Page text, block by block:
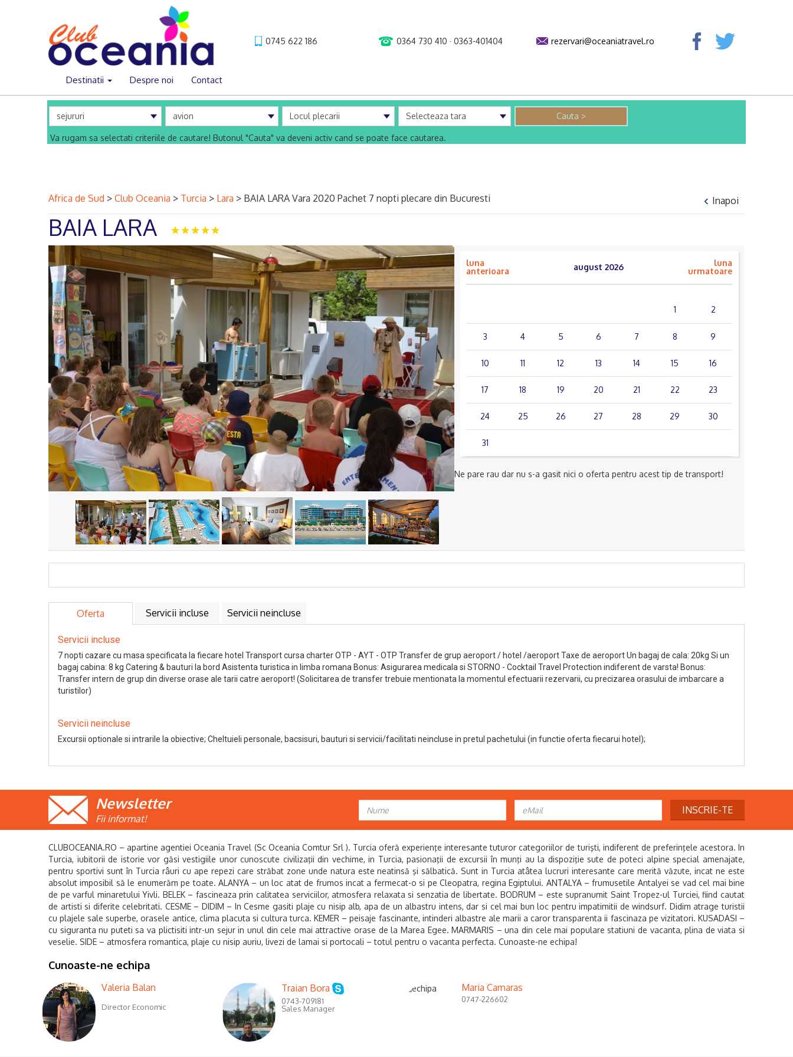
0745 622 186 0364 730 410 · 0363-401404 rezervari@oceaniatravel.ro
Destinatii Despre noi Contact
Va rugam sa selectati criteriile de cautare! Butonul "Cauta" va deveni activ cand se poate face cautarea.
Africa de Sud > Club Oceania > Turcia > Lara > BAIA LARA Vara 2020 Pachet 7 nopti plecare din Bucuresti Inapoi
BAIA LARA
luna
anterioara
august 2026
luna
urmatoare
1
2
3 4 5 6 7 8 9
10 11 12 13 14 15 16
17 18 19 20 21 22 23
24 25 26 27 28 29 30
31
Ne pare rau dar nu s-a gasit nici o oferta pentru acest tip de transport!
Oferta Servicii incluse Servicii neincluse
Servicii incluse
7 nopti cazare cu masa specificata la fiecare hotel Transport cursa charter OTP - AYT - OTP Transfer de grup aeroport / hotel /aeroport Taxe de aeroport Un bagaj de cala: 20kg Si un
bagaj cabina: 8 kg Catering & bauturi la bord Asistenta turistica in limba romana Bonus: Asigurarea medicala si STORNO - Cocktail Travel Protection indiferent de varsta! Bonus:
Transfer intern de grup din diverse orase ale tarii catre aeroport! (Solicitarea de transfer trebuie mentionata la momentul efectuarii rezervarii, cu precizarea orasului de imbarcare a
turistilor)
Servicii neincluse
Excursii optionale si intrarile la obiective; Cheltuieli personale, bacsisuri, bauturi si servicii/facilitati neincluse in pretul pachetului (in functie oferta fiecarui hotel);
Newsletter
Fii informat!
INSCRIE-TE
CLUBOCEANIA.RO – apartine agentiei Oceania Travel (Sc Oceania Comtur Srl ). Turcia oferă experienţe interesante tuturor categoriilor de turişti, indiferent de preferinţele acestora. In
Turcia, iubitorii de istorie vor găsi vestigiile unor cunoscute civilizaţii din vechime, in Turcia, pasionaţii de excursii în munţi au la dispoziţie sute de poteci alpine special amenajate,
pentru sportivi sunt în Turcia râuri cu ape repezi care străbat zone unde natura este neatinsă şi sălbatică. Sunt in Turcia atâtea lucruri interesante care merită văzute, incat ne este
absolut imposibil să le enumerăm pe toate. ALANYA – un loc atat de frumos incat a fermecat-o si pe Cleopatra, regina Egiptului. ANTALYA – frumusetile Antalyei se vad cel mai bine
de pe varful minaretului Yivli. BELEK – fascineaza prin calitatea serviciilor, atmosfera relaxata si senzatia de libertate. BODRUM – este supranumit Saint Tropez-ul Turciei, fiind cautat
de artisti si diferite celebritati. CESME – DIDIM – In Cesme gasiti plaje cu nisip alb, apa de un albastru intens, dar si cel mai bun loc pentru impatimitii de windsurf. Didim atrage turistii
cu plajele sale superbe, orasele antice, clima placuta si cultura turca. KEMER – peisaje fascinante, intinderi albastre ale marii a caror transparenta ii fascinaza pe vizitatori. KUSADASI –
cu siguranta nu puteti sa va plictisiti intr-un sejur in unul din cele mai attractive orase de la Marea Egee. MARMARIS – una din cele mai populare statiuni de vacanta, plina de viata si
veselie. SIDE – atmosfera romantica, plaje cu nisip auriu, livezi de lamai si portocali – totul pentru o vacanta perfecta. Cunoaste-ne echipa!
Cunoaste-ne echipa
Valeria Balan
Director Economic
Traian Bora
0743-709181
Sales Manager
Maria Camaras
0747-226602